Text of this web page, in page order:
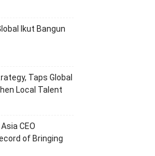
Ikut Bangun
Taps Global
Local Talent
CEO
of Bringing